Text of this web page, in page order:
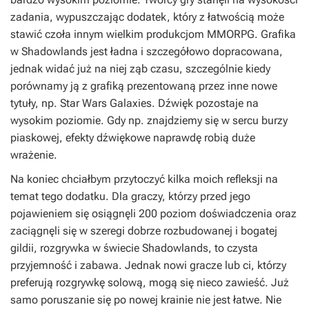
zadania, wypuszczając dodatek, który z łatwością może
stawić czoła innym wielkim produkcjom MMORPG. Grafika
w Shadowlands jest ładna i szczegółowo dopracowana,
jednak widać już na niej ząb czasu, szczególnie kiedy
porównamy ją z grafiką prezentowaną przez inne nowe
tytuły, np. Star Wars Galaxies. Dźwięk pozostaje na
wysokim poziomie. Gdy np. znajdziemy się w sercu burzy
piaskowej, efekty dźwiękowe naprawdę robią duże
wrażenie.
Na koniec chciałbym przytoczyć kilka moich refleksji na
temat tego dodatku. Dla graczy, którzy przed jego
pojawieniem się osiągnęli 200 poziom doświadczenia oraz
zaciągnęli się w szeregi dobrze rozbudowanej i bogatej
gildii, rozgrywka w świecie Shadowlands, to czysta
przyjemność i zabawa. Jednak nowi gracze lub ci, którzy
preferują rozgrywkę solową, mogą się nieco zawieść. Już
samo poruszanie się po nowej krainie nie jest łatwe. Nie